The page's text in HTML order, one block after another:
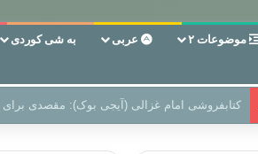
موضوعات ۲ عربی به شی کوردی
سر دفتر فساد در زمین‌، دوری وکناره‌گیری از راه